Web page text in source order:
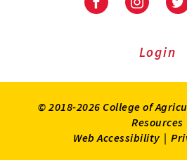
University
ExtensionExtension
on
Login
© 2018-2026 College of
Resources
Web Accessibility |